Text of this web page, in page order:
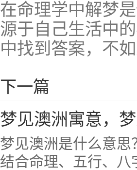
在命理学中解梦
源于自己生活中
中找到答案，不
下一篇
梦见澳洲寓意，
梦见澳洲是什么意
结合命理、五行、